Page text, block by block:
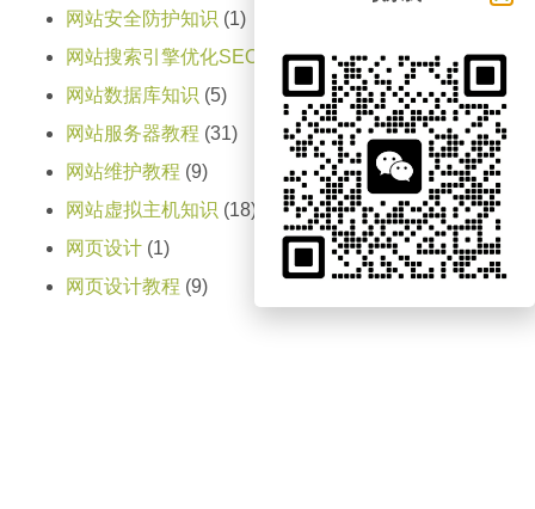
网站安全防护知识 (1)
网站搜索引擎优化SEO知识(2)
网站数据库知识 (5)
网站服务器教程 (31)
网站维护教程 (9)
网站虚拟主机知识 (18)
网页设计 (1)
网页设计教程 (9)